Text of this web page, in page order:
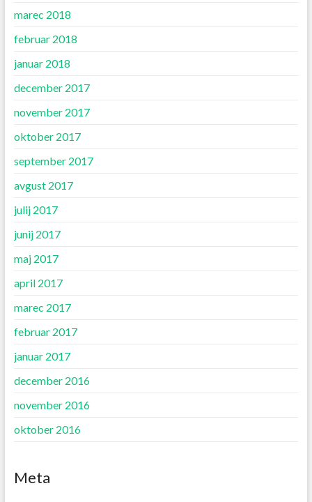
marec 2018
februar 2018
januar 2018
december 2017
november 2017
oktober 2017
september 2017
avgust 2017
julij 2017
junij 2017
maj 2017
april 2017
marec 2017
februar 2017
januar 2017
december 2016
november 2016
oktober 2016
Meta